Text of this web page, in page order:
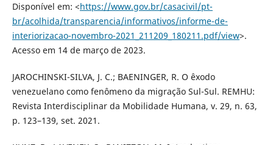
Disponível em: <https://www.gov.br/casacivil/pt-
br/acolhida/transparencia/informativos/informe-de-
interiorizacao-novembro-2021_211209_180211.pdf/view>.
Acesso em 14 de março de 2023.
JAROCHINSKI-SILVA, J. C.; BAENINGER, R. O êxodo
venezuelano como fenômeno da migração Sul-Sul. REMHU:
Revista Interdisciplinar da Mobilidade Humana, v. 29, n. 63,
p. 123–139, set. 2021.